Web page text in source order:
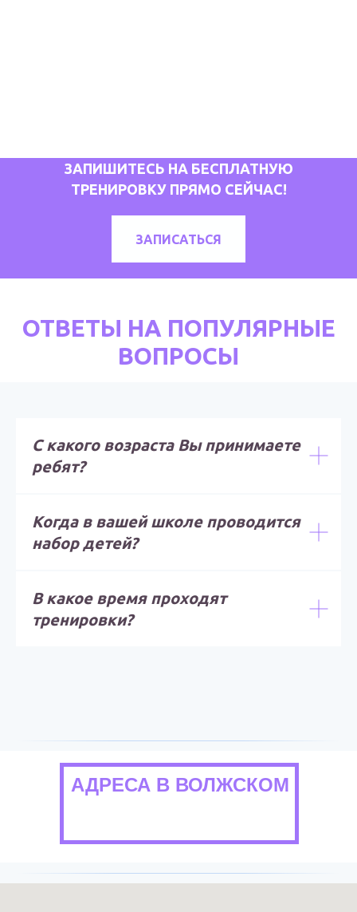
ЗАПИШИТЕСЬ НА БЕСПЛАТНУЮ
ТРЕНИРОВКУ ПРЯМО СЕЙЧАС!
ЗАПИСАТЬСЯ
ОТВЕТЫ НА ПОПУЛЯРНЫЕ
ВОПРОСЫ
С какого возраста Вы принимаете
ребят?
Когда в вашей школе проводится
набор детей?
В какое время проходят
тренировки?
АДРЕСА В ВОЛЖСКОМ